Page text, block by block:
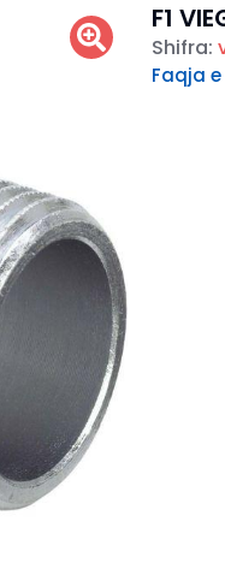
F1
Shifra:
Faqja